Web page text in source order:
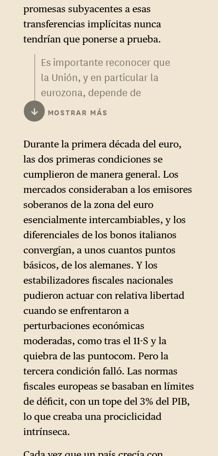
promesas subyacentes a esas
transferencias implícitas nunca
tendrían que ponerse a prueba.
Es importante reconocer que
la Unión, y en particular la
eurozona, depende de
transferencias ocultas y/o
implícitas. Esto plantea la
cuestión fundamental de la
viabilidad económica del
proyecto sin estas
transferencias, sobre lo que
Draghi es muy explícito, pero
también plantea la cuestión
de la viabilidad política de
abrir estas transferencias.
↓ MOSTRAR MÁS
Durante la primera década del euro,
las dos primeras condiciones se
cumplieron de manera general. Los
mercados consideraban a los emisores
soberanos de la zona del euro
esencialmente intercambiables, y los
diferenciales de los bonos italianos
convergían, a unos cuantos puntos
básicos, de los alemanes. Y los
estabilizadores fiscales nacionales
pudieron actuar con relativa libertad
cuando se enfrentaron a
perturbaciones económicas
moderadas, como tras el 11-S y la
quiebra de las puntocom. Pero la
tercera condición falló. Las normas
fiscales europeas se basaban en límites
de déficit, con un tope del 3% del PIB,
lo que creaba una prociclicidad
intrínseca.